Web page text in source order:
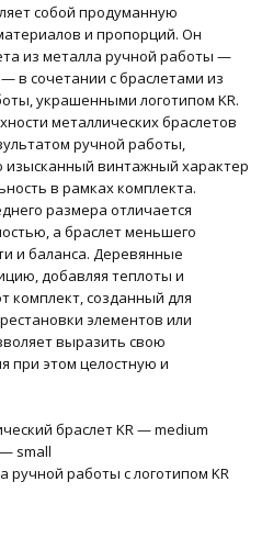
собой продуманную
и пропорций. Он
из металла ручной работы —
в сочетании с браслетами из
украшенными логотипом KR.
металлических браслетов
ручной работы,
винтажный характер
в рамках комплекта.
размера отличается
а браслет меньшего
и баланса. Деревянные
добавляя теплоты и
комплект, созданный для
элементов или
выразить свою
при этом целостную и
браслет KR — medium
small
ручной работы с логотипом KR